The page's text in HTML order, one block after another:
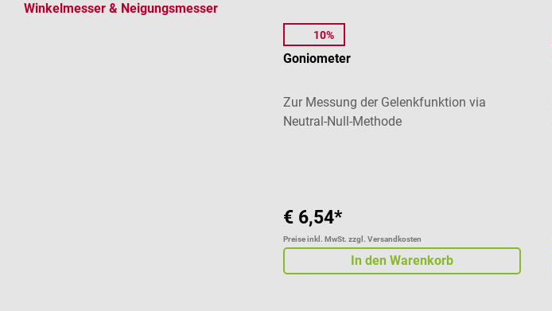
Winkelmesser & Neigungsmesser
10%
Goniometer
Zur Messung der Gelenkfunktion via
Neutral-Null-Methode
€ 6,54*
Preise inkl. MwSt. zzgl. Versandkosten
In den Warenkorb